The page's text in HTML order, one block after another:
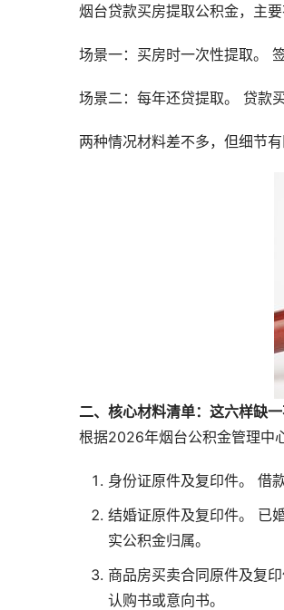
烟台贷款买房提取公积金，主要
场景一：买房时一次性提取。
场景二：每年还贷提取。 贷款
两种情况材料差不多，但细节
二、核心材料清单：这六样缺
根据2026年烟台公积金管理中
身份证原件及复印件。 借
结婚证原件及复印件。 已
实公积金归属。
商品房买卖合同原件及复
认购书或意向书。